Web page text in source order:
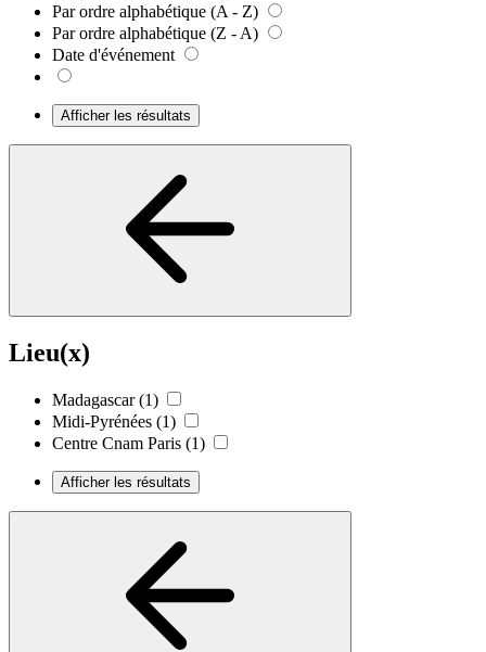
Par ordre alphabétique (A - Z)
Par ordre alphabétique (Z - A)
Date d'événement
Afficher les résultats
Lieu(x)
Madagascar (1)
Midi-Pyrénées (1)
Centre Cnam Paris (1)
Afficher les résultats